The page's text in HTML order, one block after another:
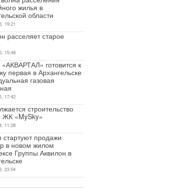
жилья в
области
19:21
расселяет старое
15:48
готовится к
первая в Архангельске
газовая
17:42
строительство
ЖК «MySky»
11:28
стартуют продажи
в новом жилом
Группы Аквилон в
23:54